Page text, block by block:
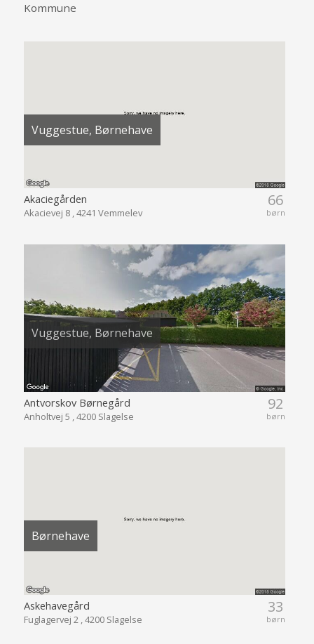
Kommune
Vuggestue, Børnehave
66
børn
Akaciegården
Akacievej 8 , 4241 Vemmelev
Vuggestue, Børnehave
92
børn
Antvorskov Børnegård
Anholtvej 5 , 4200 Slagelse
Børnehave
33
børn
Askehavegård
Fuglagervej 2 , 4200 Slagelse